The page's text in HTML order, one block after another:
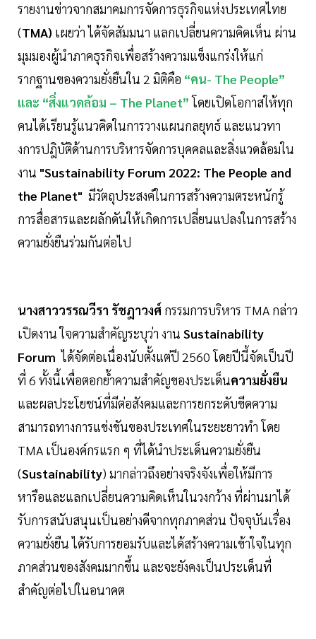
รายงานข่าวจากสมาคมการจัดการธุรกิจแห่งประเทศไทย
(TMA) เผยว่า ได้จัดสัมมนา แลกเปลี่ยนความคิดเห็น ผ่าน
มุมมองผู้นำภาคธุรกิจเพื่อสร้างความแข็งแกร่งให้แก่
รากฐานของความยั่งยืนใน 2 มิติคือ “คน- The People”
และ “สิ่งแวดล้อม – The Planet”โดยเปิดโอกาสให้ทุก
คนได้เรียนรู้แนวคิดในการวางแผนกลยุทธ์ และแนวทา
งการปฎิบัติด้านการบริหารจัดการบุคคลและสิ่งแวดล้อมใน
งาน "Sustainability Forum 2022: The People and
the Planet" มีวัตถุประสงค์ในการสร้างความตระหนักรู้
การสื่อสารและผลักดันให้เกิดการเปลี่ยนแปลงในการสร้าง
ความยั่งยืนร่วมกันต่อไป
นางสาววรรณวีรา รัชฎาวงศ์ กรรมการบริหาร TMA กล่าว
เปิดงาน ใจความสำคัญระบุว่า งาน Sustainability
Forum ได้จัดต่อเนื่องนับตั้งแต่ปี 2560 โดยปีนี้จัดเป็นปี
ที่ 6 ทั้งนี้เพื่อตอกย้ำความสำคัญของประเด็นความยั่งยืน
และผลประโยชน์ที่มีต่อสังคมและการยกระดับขีดความ
สามารถทางการแข่งขันของประเทศในระยะยาวทำ โดย
TMA เป็นองค์กรแรก ๆ ที่ได้นำประเด็นความยั่งยืน
(Sustainability) มากล่าวถึงอย่างจริงจังเพื่อให้มีการ
หารือและแลกเปลี่ยนความคิดเห็นในวงกว้าง ที่ผ่านมาได้
รับการสนับสนุนเป็นอย่างดีจากทุกภาคส่วน ปัจจุบันเรื่อง
ความยั่งยืน ได้รับการยอมรับและได้สร้างความเข้าใจในทุก
ภาคส่วนของสังคมมากขึ้น และจะยังคงเป็นประเด็นที่
สำคัญต่อไปในอนาคต